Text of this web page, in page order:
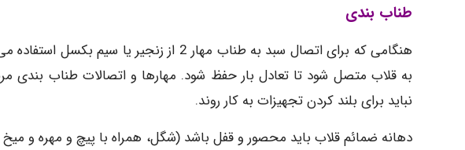
طناب بندی
هنگامی که برای اتصال سبد به طناب مهار 2 از
به قلاب متصل شود تا تعادل بار حفظ شود. مهارها و اتصالات طناب بندی
نباید برای بلند کردن تجهیزات به کار روند.
دهانه ضمائم قلاب باید محصور و قفل باشد (شگل، همراه با پیچ و مهره و میخ